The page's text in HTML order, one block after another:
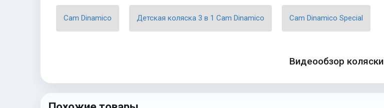
Cam Dinamico Детская коляска 3 в 1 Cam Dinamico Cam Dinamico Special
Видеообзор коляски